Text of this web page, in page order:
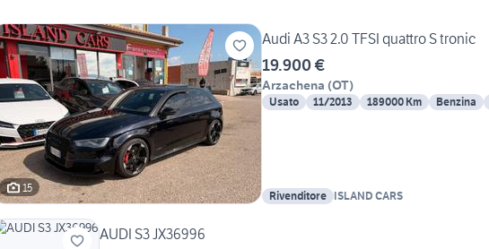
15
Audi A3 S3 2.0 TFSI quattro S tronic
19.900 €
Arzachena (OT)
Usato 11/2013 189000 Km Benzina
Rivenditore ISLAND CARS
AUDI S3 JX36996